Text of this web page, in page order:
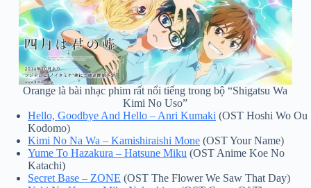
Orange là bài nhạc phim rất nổi tiếng trong bộ “Shigatsu Wa
Kimi No Uso”
Hello, Goodbye And Hello – Anri Kumaki (OST Hoshi Wo Ou
Kodomo)
Kimi No Na Wa – Kamishiraishi Mone (OST Your Name)
Yume To Hazakura – Hatsune Miku (OST Anime Koe No
Katachi)
Secret Base – ZONE (OST The Flower We Saw That Day)